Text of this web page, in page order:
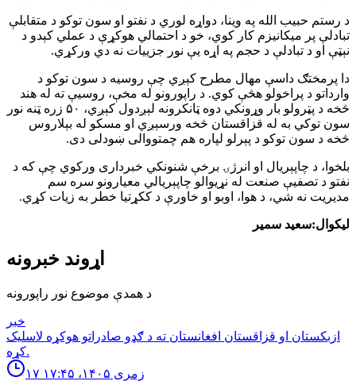
د رستم حبیب الله په وینا، دواړه لوري د نفتو او سون توکو د متقابلې
تبادلې پر میکانیزم کار کوي، خو د احتمالي هوکړې د عملي کېدو د
نېټې او د تبادلې د حجم په اړه یې نور جزییات نه دي ورکړي.
دا پرمختګ داسې مهال مطرح کېږي چې روسیه د سون توکو د
وارداتو د پراخولو هڅې کوي. د راپورونو له مخې، روسیې ته له هند
څخه د پټرولو بار وړونکي دوه ټانکرونه لېږدول کېږي، ۵۰ زره ټنه نور
سون توکي به له قزاقستان څخه ورسېږي او مسکو له بېلاروس
څخه د سون توکو د پېرلو لپاره هم چمتووالی ښودلی دی.
بلخوا، د چاپېریال او انرژۍ برخې شنونکي خبرداری ورکوي چې که د
نفتو د تصفیې صنعت له نړیوالو چاپېریالي معیارونو سره سم
مدیریت نه شي، د هوا، اوبو او خاورې د ککړتیا خطر به زیات کړي.
لیکوال:سعید سمیر
اړوند خبرونه
د همدې موضوع نور راپورونه
خبر
ازبكستان او قزاقستان افغانستان ته د ګډو صادراتو هوكړه لاسليک
كړه.
۱۷ زمری ۱۴۰۵، ۱۷:۴۵